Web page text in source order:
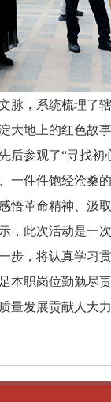
，系统梳理了辖
大地上的红色故
参观了“寻找初
一件件饱经沧桑
悟革命精神、汲取
此次活动是一次
步，将认真学习
本职岗位勤勉尽
量发展贡献人大力